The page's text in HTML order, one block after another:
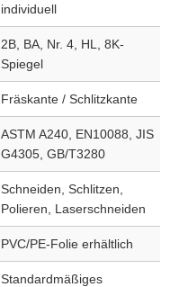
individuell
2B, BA, Nr. 4, HL, 8K-
Spiegel
Fräskante / Schlitzkante
ASTM A240, EN10088, JIS
G4305, GB/T3280
Schneiden, Schlitzen,
Polieren, Laserschneiden
PVC/PE-Folie erhältlich
Standardmäßiges